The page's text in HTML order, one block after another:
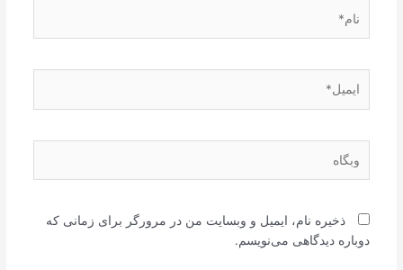
ذخیره نام، ایمیل و وبسایت من در مرورگر برای زمانی که
دوباره دیدگاهی می‌نویسم.